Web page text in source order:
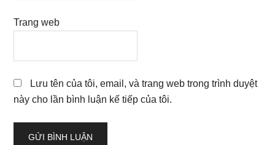
Trang web
Lưu tên của tôi, email, và trang web trong trình duyệt
này cho lần bình luận kế tiếp của tôi.